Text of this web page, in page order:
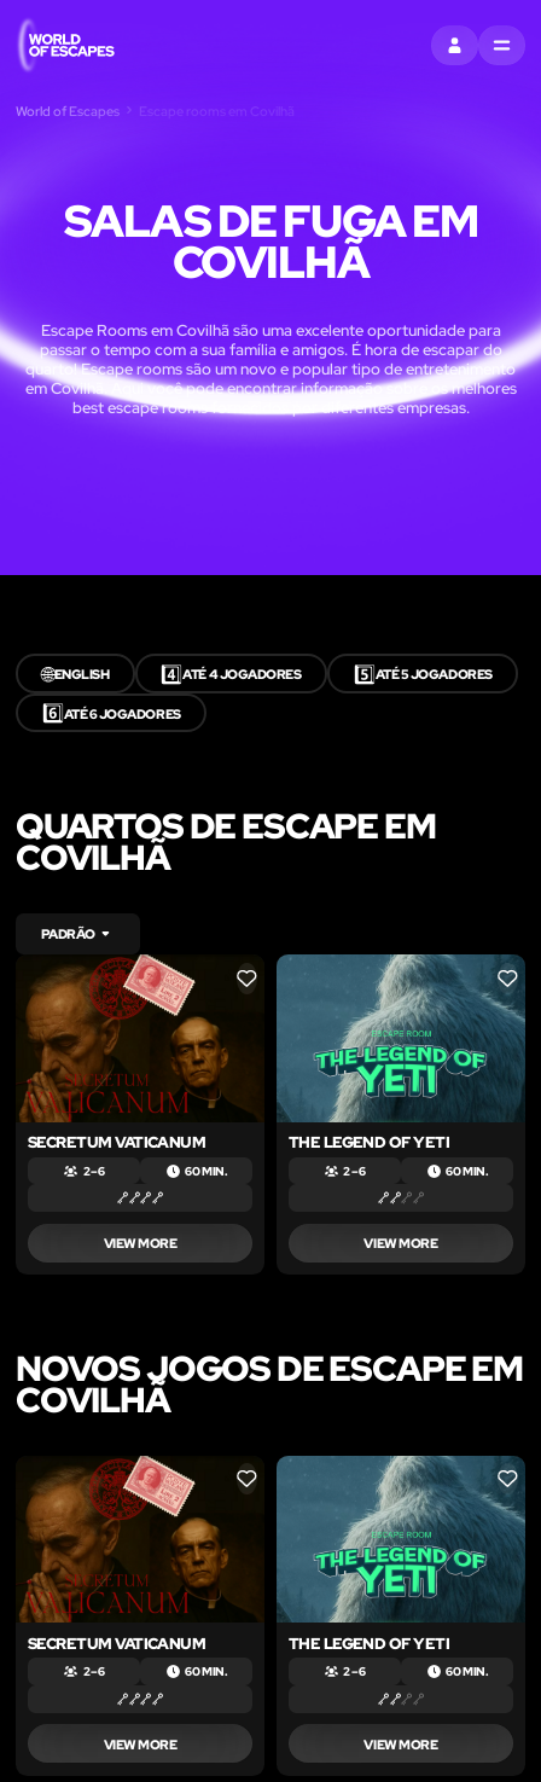
ENTRARMENU
World of Escapes Escape rooms em Covilhã
SALAS DE FUGA EM
COVILHÃ
Escape Rooms em Covilhã são uma excelente oportunidade para
passar o tempo com a sua família e amigos. É hora de escapar do
quarto! Escape rooms são um novo e popular tipo de entretenimento
em Covilhã. Aqui você pode encontrar informação sobre os melhores
best escape rooms fornecidos por diferentes empresas.
🌐ENGLISH 4️⃣ATÉ 4 JOGADORES 5️⃣ATÉ 5 JOGADORES
6️⃣ATÉ 6 JOGADORES
QUARTOS DE ESCAPE EM
COVILHÃ
PADRÃO
LIKE
SECRETUM VATICANUM
2 – 6 60 MIN.
VIEW MORE
LIKE
THE LEGEND OF YETI
2 – 6 60 MIN.
VIEW MORE
NOVOS JOGOS DE ESCAPE EM
COVILHÃ
LIKE
SECRETUM VATICANUM
2 – 6 60 MIN.
VIEW MORE
LIKE
THE LEGEND OF YETI
2 – 6 60 MIN.
VIEW MORE